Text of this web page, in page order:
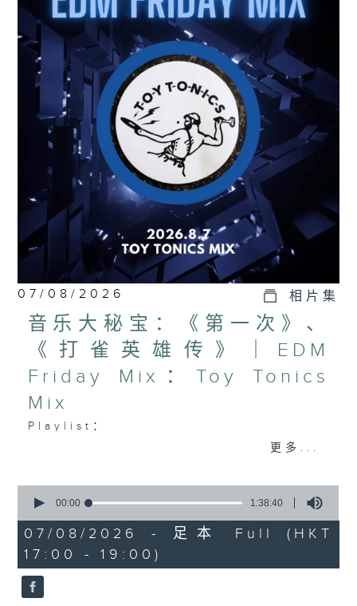
07/08/2026 相片集
音乐大秘宝：《第一次》、
《打雀英雄传》｜EDM
Friday Mix：Toy Tonics
Mix
Playlist：
.
1730
张敬轩 - 放弃的界限
力臻 - 完美候备
Paula 区子琳 - 给我哀伤的朋友
Feanna 黄淑蔓 - Hey Feanna
Kaelyn - Up & Down
更多...
seconds
1
hour,
38
minutes,
40
seconds
00:00 1:38:40
07/08/2026 - 足本 Full (HKT
17:00 - 19:00)